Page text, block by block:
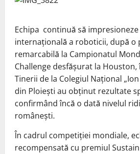
Echipa continuă să impresioneze
internațională a roboticii, după o
remarcabilă la Campionatul
Challenge desfășurat la Houston,
Tinerii de la Colegiul Național „Ion
din Ploiești au obținut rezultate
confirmând încă o dată nivelul
românești.
În cadrul competiției mondiale,
recompensată cu premiul